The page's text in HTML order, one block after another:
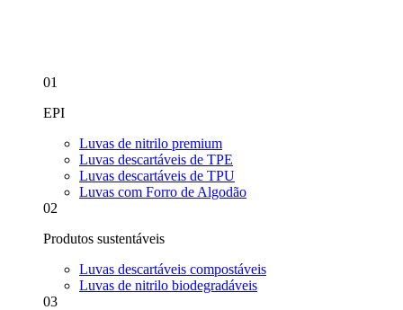
01
EPI
Luvas de nitrilo premium
Luvas descartáveis de TPE
Luvas descartáveis de TPU
Luvas com Forro de Algodão
02
Produtos sustentáveis
Luvas descartáveis compostáveis
Luvas de nitrilo biodegradáveis
03